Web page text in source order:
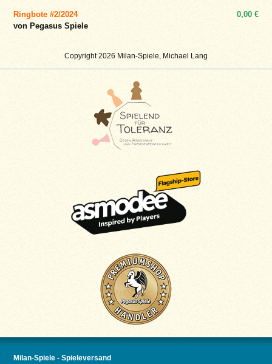
Copyright 2026 Milan-Spiele, Michael Lang
Ringbote #2/2024
von Pegasus Spiele
0,00 €
Milan-Spiele - Spieleversand